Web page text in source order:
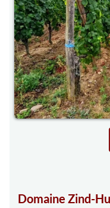
Domaine Zind-